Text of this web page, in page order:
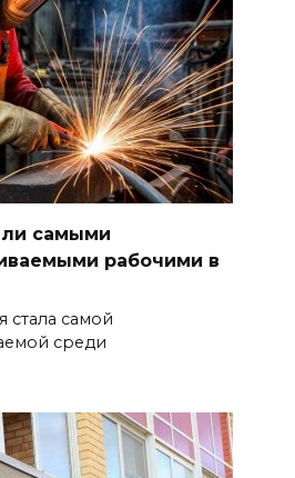
самыми
рабочими в
стала самой
среди